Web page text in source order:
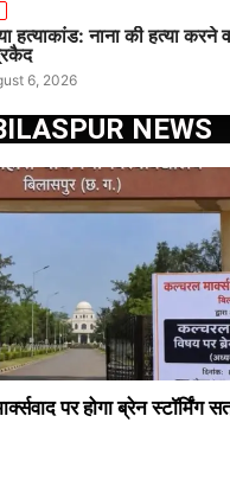
हत्याकांड: नाना की हत्या करने
6, 2026
NEWS
पर होगा ब्रेन स्टॉर्मिंग